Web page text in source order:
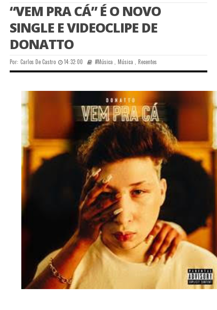
“VEM PRA CÁ” É O NOVO
SINGLE E VIDEOCLIPE DE
DONATTO
Por: Carlos De Castro 14:32:00 #Música ,Música Recentes